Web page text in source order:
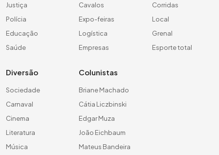
Justiça
Polícia
Educação
Saúde
Cavalos
Expo-feiras
Logística
Empresas
Corridas
Local
Grenal
Esporte total
Diversão
Sociedade
Carnaval
Cinema
Literatura
Música
Colunistas
Briane Machado
Cátia Liczbinski
Edgar Muza
João Eichbaum
Mateus Bandeira